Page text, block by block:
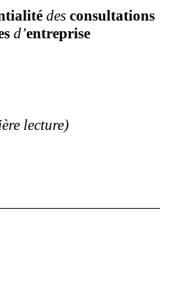
des consultations
d’entreprise
lecture)